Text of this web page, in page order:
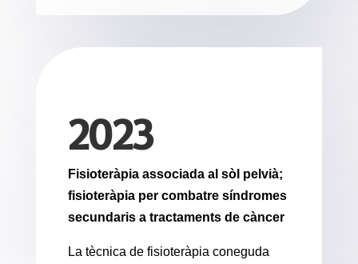
2023
Fisioteràpia associada al sòl pelvià;
fisioteràpia per combatre síndromes
secundaris a tractaments de càncer
La tècnica de fisioteràpia coneguda